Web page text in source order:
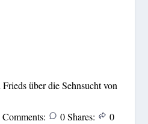
über die Sehnsucht von
Comments: 0 Shares: 0